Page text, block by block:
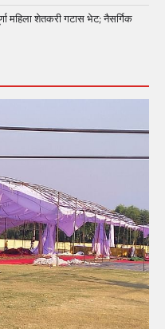
महिला शेतकरी गटास भेट; नैसर्गिक